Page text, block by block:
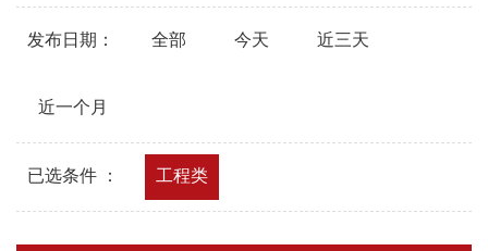
发布日期： 全部 今天 近三天
近一个月
已选条件 ： 工程类